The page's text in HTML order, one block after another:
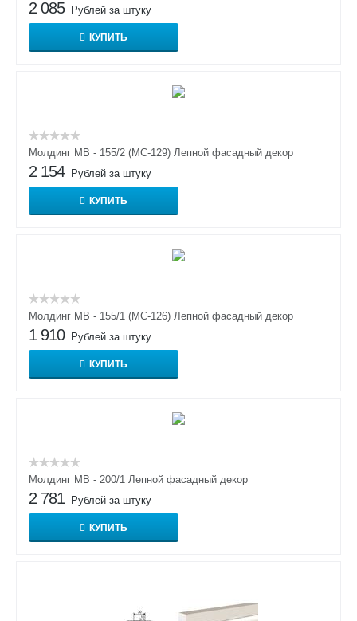
2 085 Рублей за штуку
КУПИТЬ
Молдинг МВ - 155/2 (МС-129) Лепной фасадный декор
2 154 Рублей за штуку
КУПИТЬ
Молдинг МВ - 155/1 (МС-126) Лепной фасадный декор
1 910 Рублей за штуку
КУПИТЬ
Молдинг МВ - 200/1 Лепной фасадный декор
2 781 Рублей за штуку
КУПИТЬ